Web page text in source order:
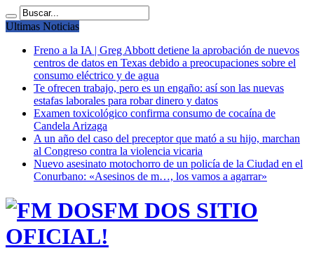
Ultimas Noticias
Freno a la IA | Greg Abbott detiene la aprobación de nuevos
centros de datos en Texas debido a preocupaciones sobre el
consumo eléctrico y de agua
Te ofrecen trabajo, pero es un engaño: así son las nuevas
estafas laborales para robar dinero y datos
Examen toxicológico confirma consumo de cocaína de
Candela Arizaga
A un año del caso del preceptor que mató a su hijo, marchan
al Congreso contra la violencia vicaria
Nuevo asesinato motochorro de un policía de la Ciudad en el
Conurbano: «Asesinos de m…, los vamos a agarrar»
FM DOS SITIO
OFICIAL!